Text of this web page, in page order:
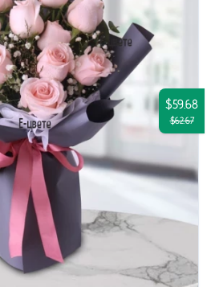
$59.68
$62.67